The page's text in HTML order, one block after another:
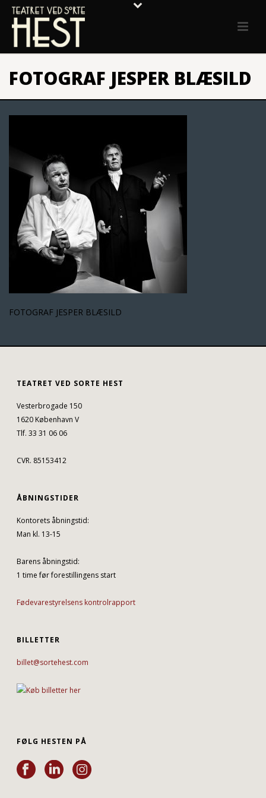
FOTOGRAF JESPER BLÆSILD
FOTOGRAF JESPER BLÆSILD
TEATRET VED SORTE HEST
Vesterbrogade 150
1620 København V
Tlf. 33 31 06 06
CVR. 85153412
ÅBNINGSTIDER
Kontorets åbningstid:
Man kl. 13-15
Barens åbningstid:
1 time før forestillingens start
Fødevarestyrelsens kontrolrapport
BILLETTER
billet@sortehest.com
FØLG HESTEN PÅ